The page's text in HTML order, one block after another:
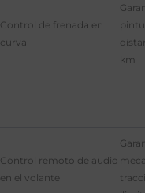
Control de frenada en
curva
km
Control remoto de audio
en el volante